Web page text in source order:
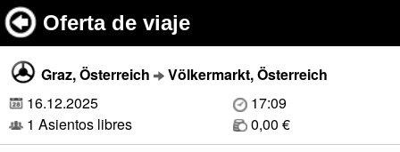
Oferta de viaje
Graz, Österreich
Völkermarkt, Österreich
16.12.2025
17:09
1 Asientos libres
0,00 €